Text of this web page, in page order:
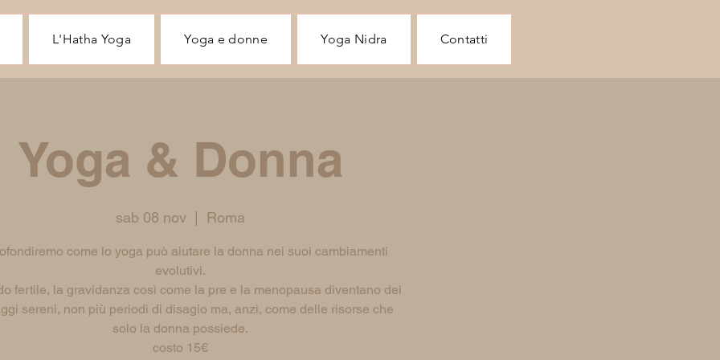
L'Hatha Yoga Yoga e donne Yoga Nidra Contatti
Yoga & Donna
sab 08 nov
  |
Roma
come lo yoga può aiutare la donna nei suoi cambiamenti
evolutivi.
fertile, la gravidanza così come la pre e la menopausa diventano dei
sereni, non più periodi di disagio ma, anzi, come delle risorse che
solo la donna possiede.
costo 15€